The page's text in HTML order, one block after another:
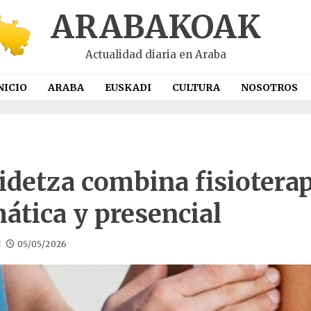
ARABAKOAK
Actualidad diaria en Araba
ARABA EUSKADI CULTURA NOSOTROS
combina
y presencial
05/05/2026